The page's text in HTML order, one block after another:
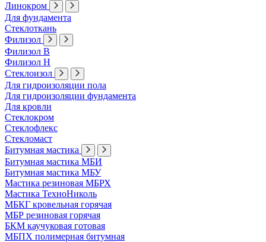
Линокром
Для фундамента
Стеклоткань
Филизол
Филизол В
Филизол Н
Стеклоизол
Для гидроизоляции пола
Для гидроизоляции фундамента
Для кровли
Стеклокром
Стеклофлекс
Стекломаст
Битумная мастика
Битумная мастика МБИ
Битумная мастика МБУ
Мастика резиновая МБРХ
Мастика ТехноНиколь
МБКГ кровельная горячая
МБР резиновая горячая
БКМ каучуковая готовая
МБПХ полимерная битумная